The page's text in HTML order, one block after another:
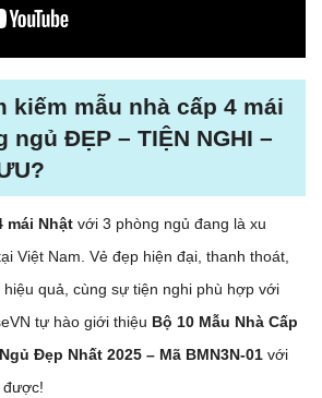
kiếm mẫu nhà cấp 4 mái
ngủ ĐẸP – TIỆN NGHI –
mái Nhật với 3 phòng ngủ đang là xu
Việt Nam. Vẻ đẹp hiện đại, thanh thoát,
quả, cùng sự tiện nghi phù hợp với
tự hào giới thiệu Bộ 10 Mẫu Nhà Cấp
Đẹp Nhất 2025 – Mã BMN3N-01 với
được!